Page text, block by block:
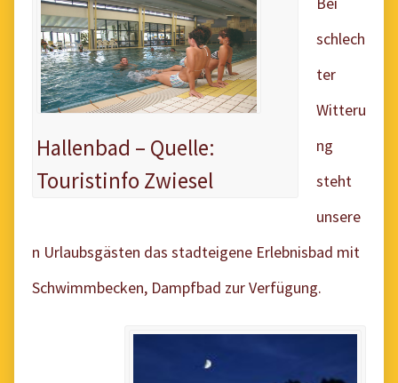
Hallenbad – Quelle:
Touristinfo Zwiesel
schlech
ter
Witteru
ng
steht
unsere
n Urlaubsgästen das stadteigene Erlebnisbad mit
Schwimmbecken, Dampfbad zur Verfügung.